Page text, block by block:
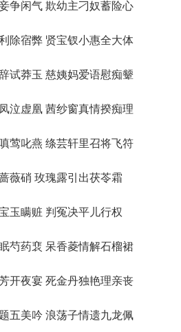
争闲气 欺幼主刁奴蓄险心
除宿弊 贤宝钗小惠全大体
试莽玉 慈姨妈爱语慰痴颦
泣虚凰 茜纱窗真情揆痴理
莺叱燕 绦芸轩里召将飞符
薇硝 玫瑰露引出茯苓霜
玉瞒赃 判冤决平儿行权
芍药裵 呆香菱情解石榴裙
开夜宴 死金丹独艳理亲丧
五美吟 浪荡子情遗九龙佩